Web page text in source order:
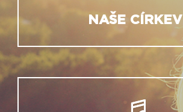
NAŠE CÍRKEV